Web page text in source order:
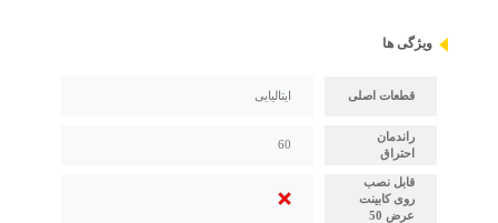
ویژگی ها
قطعات اصلی ایتالیایی
راندمان
احتراق
60
قابل نصب
روی کابینت
عرض 50